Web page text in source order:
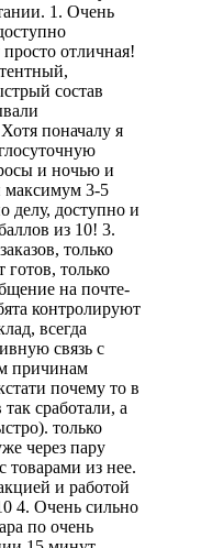
1. Очень
отличная!
состав
поначалу я
и ночью и
максимум 3-5
делу, доступно и
из 10! 3.
только
готов, только
на почте-
контролируют
всегда
связь с
причинам
почему то в
сработали, а
только
через пару
товарами из нее.
и работой
4. Очень сильно
по очень